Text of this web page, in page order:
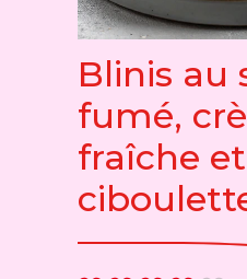
Blinis au
fumé,
fraîche et